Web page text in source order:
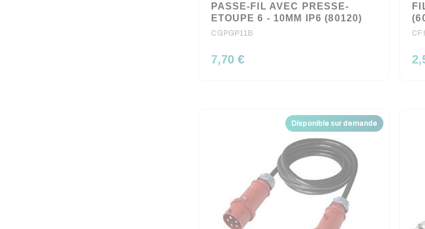
PASSE-FIL AVEC PRESSE-
ETOUPE 6 - 10MM IP6 (80120)
CGPGP11B
7,70 €
Disponible sur demande